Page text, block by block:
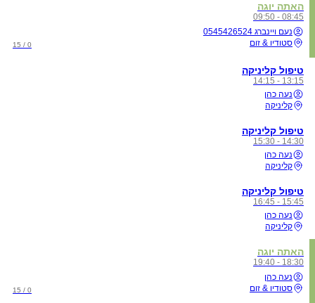
האתה יוגה
08:45 - 09:50
נעם ויינברג 0545426524
סטודיו & זום
0 / 15
טיפול קליניקה
13:15 - 14:15
נעה כהן
קליניקה
טיפול קליניקה
14:30 - 15:30
נעה כהן
קליניקה
טיפול קליניקה
15:45 - 16:45
נעה כהן
קליניקה
האתה יוגה
18:30 - 19:40
נעה כהן
סטודיו & זום
0 / 15